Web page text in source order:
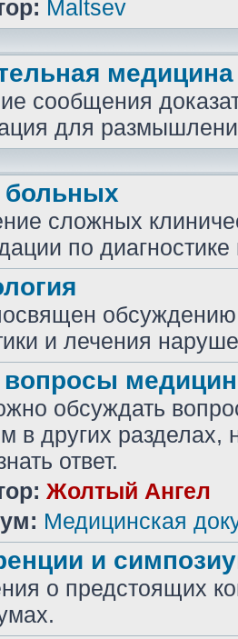
Maltsev
медицина
сообщения
для
больных
сложных
по
и лечения
вопросы
обсуждать
в других разделах,
ответ.
Жолтый Ангел
Медицинская
и
о предстоящих